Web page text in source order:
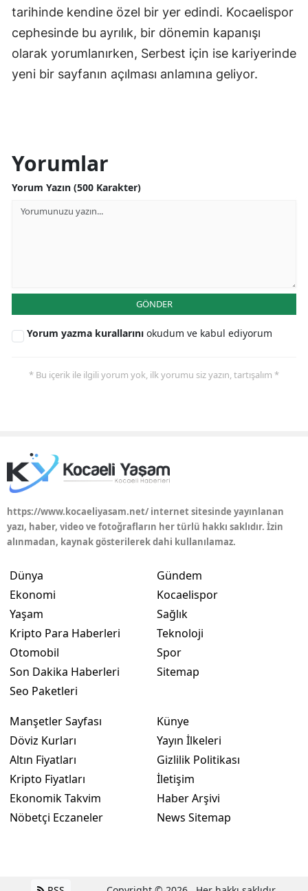
tarihinde kendine özel bir yer edindi. Kocaelispor
cephesinde bu ayrılık, bir dönemin kapanışı
olarak yorumlanırken, Serbest için ise kariyerinde
yeni bir sayfanın açılması anlamına geliyor.
Yorumlar
Yorum Yazın (500 Karakter)
GÖNDER
Yorum yazma kurallarını okudum ve kabul ediyorum
* Bu içerik ile ilgili yorum yok, ilk yorumu siz yazın, tartışalım *
https://www.kocaeliyasam.net/ internet sitesinde yayınlanan
yazı, haber, video ve fotoğrafların her türlü hakkı saklıdır. İzin
alınmadan, kaynak gösterilerek dahi kullanılamaz.
Dünya
Ekonomi
Yaşam
Kripto Para Haberleri
Otomobil
Son Dakika Haberleri
Seo Paketleri
Gündem
Kocaelispor
Sağlık
Teknoloji
Spor
Sitemap
Manşetler Sayfası
Döviz Kurları
Altın Fiyatları
Kripto Fiyatları
Ekonomik Takvim
Nöbetçi Eczaneler
Künye
Yayın İlkeleri
Gizlilik Politikası
İletişim
Haber Arşivi
News Sitemap